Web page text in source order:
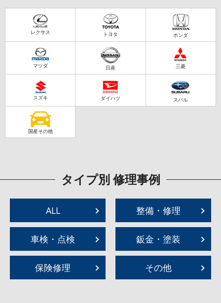
レクサス トヨタ ホンダ
マツダ 日産 三菱
スズキ ダイハツ スバル
国産その他
タイプ別 修理事例
ALL 整備・修理
車検・点検 鈑金・塗装
保険修理 その他